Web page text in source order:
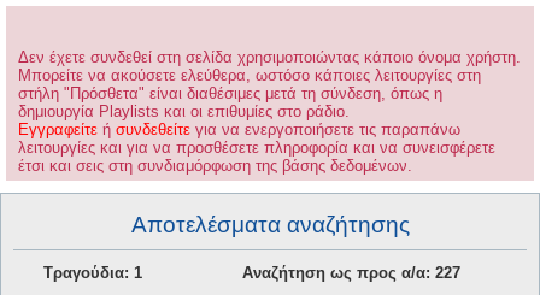
Δεν έχετε συνδεθεί στη σελίδα χρησιμοποιώντας κάποιο όνομα χρήστη.
Μπορείτε να ακούσετε ελεύθερα, ωστόσο κάποιες λειτουργίες στη
στήλη "Πρόσθετα" είναι διαθέσιμες μετά τη σύνδεση, όπως η
δημιουργία Playlists και οι επιθυμίες στο ράδιο.
Εγγραφείτε ή συνδεθείτε για να ενεργοποιήσετε τις παραπάνω
λειτουργίες και για να προσθέσετε πληροφορία και να συνεισφέρετε
έτσι και σεις στη συνδιαμόρφωση της βάσης δεδομένων.
Αποτελέσματα αναζήτησης
Τραγούδια: 1 Αναζήτηση ως προς α/α: 227